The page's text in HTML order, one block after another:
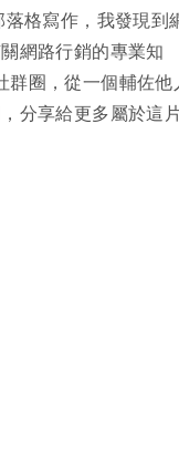
格寫作，我發現到
網路行銷的專業知
圈，從一個輔佐他
分享給更多屬於這